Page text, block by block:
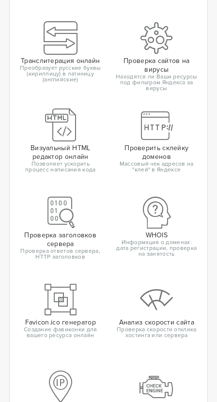
Транслитерация онлайн
Преобразует русские буквы
(кириллицу) в латиницу
(английские)
Проверка сайтов на
вирусы
Находятся ли Ваши ресурсы
под фильтром Яндекса за
вирусы
Визуальный HTML
редактор онлайн
Позволяет ускорить
процесс написания кода
Проверить склейку
доменов
Массовый чек адресов на
"клей" в Яндексе
Проверка заголовков
сервера
Проверка ответов сервера,
HTTP заголовков
WHOIS
Информация о доменах:
дата регистрации, проверка
на занятость
Favicon.ico генератор
Создание фавиконки для
вашего ресурса онлайн
Анализ скорости сайта
Проверка скорости отклика
хостинга или сервера